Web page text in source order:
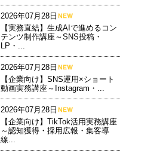
2026年07月28日
【実務直結】生成AIで進めるコン
テンツ制作講座～SNS投稿・
LP・...
2026年07月28日
【企業向け】SNS運用×ショート
動画実務講座～Instagram・...
2026年07月28日
【企業向け】TikTok活用実務講座
～認知獲得・採用広報・集客導
線...